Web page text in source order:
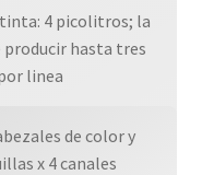
4 picolitros; la
hasta tres
linea
de color y
x 4 canales